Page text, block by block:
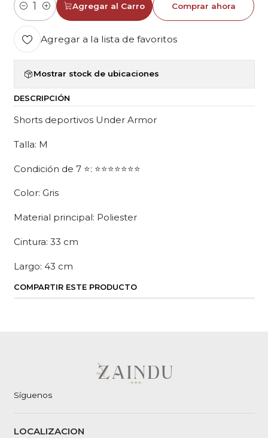
Cantidad
Agregar al Carro Comprar ahora
Agregar a la lista de favoritos
Mostrar stock de ubicaciones
DESCRIPCIÓN
Shorts deportivos Under Armor
Talla: M
Condición de 7 ⭐: ⭐⭐⭐⭐⭐⭐⭐
Color: Gris
Material principal: Poliester
Cintura: 33 cm
Largo: 43 cm
COMPARTIR ESTE PRODUCTO
Síguenos
LOCALIZACION